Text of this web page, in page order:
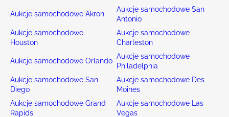
Aukcje samochodowe Akron
Aukcje samochodowe San
Antonio
Aukcje samochodowe
Houston
Aukcje samochodowe
Charleston
Aukcje samochodowe Orlando
Aukcje samochodowe
Philadelphia
Aukcje samochodowe San
Diego
Aukcje samochodowe Des
Moines
Aukcje samochodowe Grand
Rapids
Aukcje samochodowe Las
Vegas